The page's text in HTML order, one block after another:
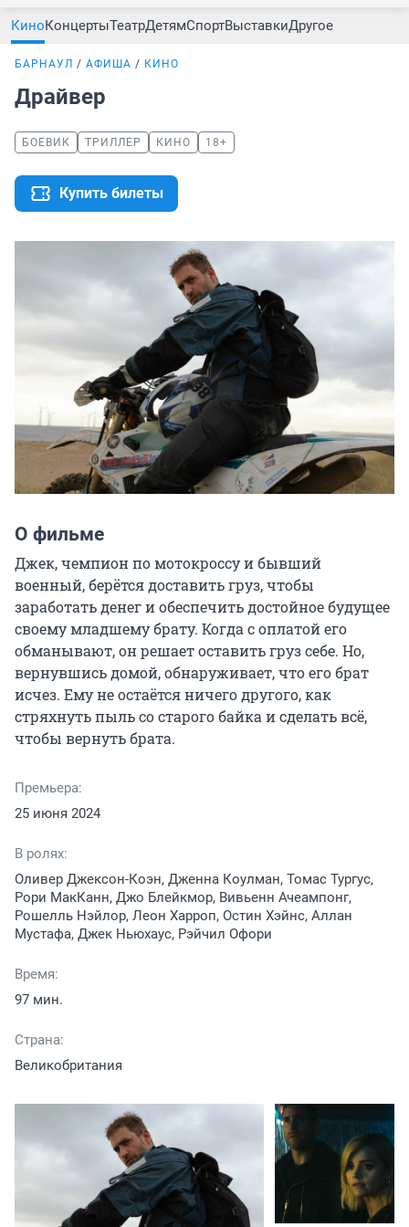
КиноКонцертыТеатрДетямСпортВыставкиДругое
БАРНАУЛ АФИША КИНО
Драйвер
БОЕВИК ТРИЛЛЕР КИНО 18+
Купить билеты
О фильме
Джек, чемпион по мотокроссу и бывший
военный, берётся доставить груз, чтобы
заработать денег и обеспечить достойное будущее
своему младшему брату. Когда с оплатой его
обманывают, он решает оставить груз себе. Но,
вернувшись домой, обнаруживает, что его брат
исчез. Ему не остаётся ничего другого, как
стряхнуть пыль со старого байка и сделать всё,
чтобы вернуть брата.
Премьера:
25 июня 2024
В ролях:
Оливер Джексон-Коэн, Дженна Коулман, Томас Тургус,
Рори МакКанн, Джо Блейкмор, Вивьенн Ачеампонг,
Рошелль Нэйлор, Леон Харроп, Остин Хэйнс, Аллан
Мустафа, Джек Ньюхаус, Рэйчил Офори
Время:
97 мин.
Страна:
Великобритания